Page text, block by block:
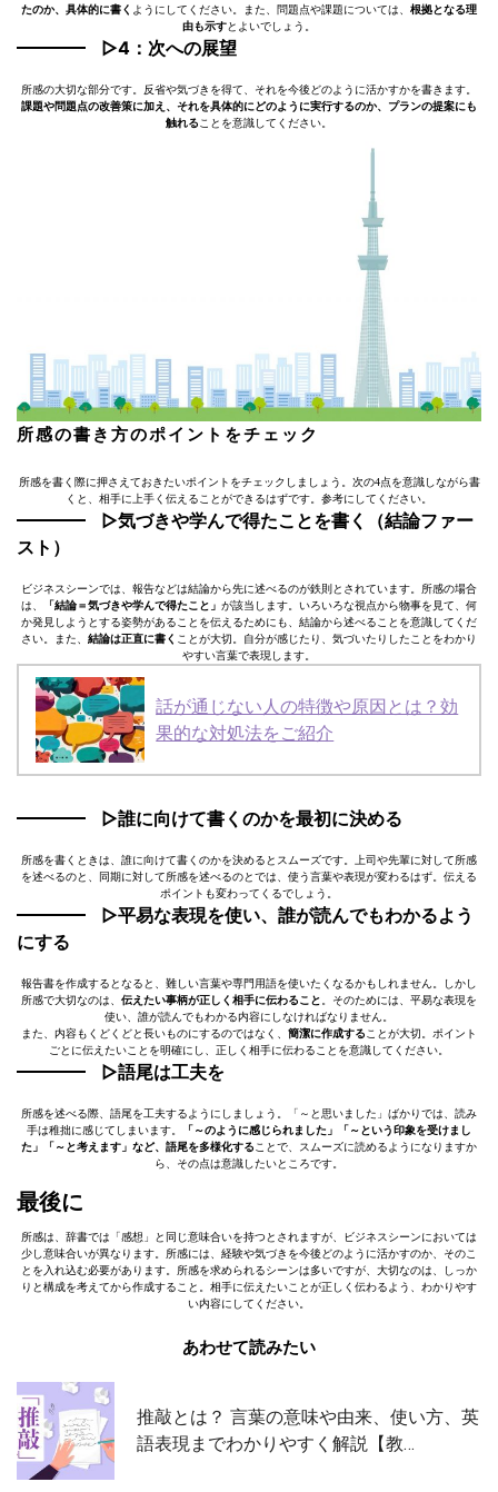
たのか、具体的に書く ようにしてください。また、問題点や課題については、 根拠となる理
由も示すとよいでしょう。
▷4：次への展望
所感の大切な部分です。反省や気づきを得て、それを今後どのように活かすかを書きます。
課題や問題点の改善策に加え、それを具体的にどのように実行するのか、プランの提案にも
触れる ことを意識してください。
所感の書き方のポイントをチェック
所感を書く際に押さえておきたいポイントをチェックしましょう。次の4点を意識しながら書
くと、相手に上手く伝えることができるはずです。参考にしてください。
▷気づきや学んで得たことを書く（結論ファー
スト）
ビジネスシーンでは、報告などは結論から先に述べるのが鉄則とされています。所感の場合
は、
「結論＝気づきや学んで得たこと」 が該当します。いろいろな視点から物事を見て、何
か発見しようとする姿勢があることを伝えるためにも、結論から述べることを意識してくだ
さい。また、 結論は正直に書く ことが大切。自分が感じたり、気づいたりしたことをわかり
やすい言葉で表現します。
話が通じない人の特徴や原因とは？効
果的な対処法をご紹介
▷誰に向けて書くのかを最初に決める
所感を書くときは、誰に向けて書くのかを決めるとスムーズです。上司や先輩に対して所感
を述べるのと、同期に対して所感を述べるのとでは、使う言葉や表現が変わるはず。伝える
ポイントも変わってくるでしょう。
▷平易な表現を使い、誰が読んでもわかるよう
にする
報告書を作成するとなると、難しい言葉や専門用語を使いたくなるかもしれません。しかし
所感で大切なのは、 伝えたい事柄が正しく相手に伝わること 。そのためには、平易な表現を
使い、誰が読んでもわかる内容にしなければなりません。
また、内容もくどくどと長いものにするのではなく、 簡潔に作成する ことが大切。ポイント
ごとに伝えたいことを明確にし、正しく相手に伝わることを意識してください。
▷語尾は工夫を
所感を述べる際、語尾を工夫するようにしましょう。「～と思いました」ばかりでは、読み
手は稚拙に感じてしまいます。
「～のように感じられました」「～という印象を受けまし
た」「～と考えます」など、語尾を多様化する ことで、スムーズに読めるようになりますか
ら、その点は意識したいところです。
最後に
所感は、辞書では「感想」と同じ意味合いを持つとされますが、ビジネスシーンにおいては
少し意味合いが異なります。所感には、経験や気づきを今後どのように活かすのか、そのこ
とを入れ込む必要があります。所感を求められるシーンは多いですが、大切なのは、しっか
りと構成を考えてから作成すること。相手に伝えたいことが正しく伝わるよう、わかりやす
い内容にしてください。
あわせて読みたい
推敲とは？ 言葉の意味や由来、使い方、英
語表現までわかりやすく解説【教…